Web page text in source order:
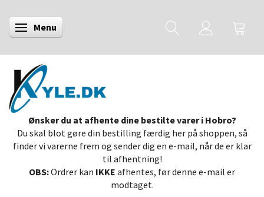
Skifte navigation
Menu
Ønsker du at afhente dine bestilte varer i Hobro?
Du skal blot gøre din bestilling færdig her på shoppen, så
finder vi varerne frem og sender dig en e-mail, når de er klar
til afhentning!
OBS:Ordrer kan IKKE afhentes, før denne e-mail er
modtaget.